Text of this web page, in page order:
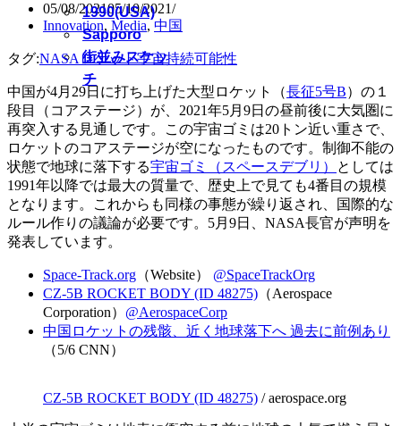
1990(USA)
Sapporo
街並みスケッ
チ
05/08/202105/10/2021
Innovation, Media, 中国
タグ:NASA ロケット宇宙持続可能性
中国が4月29日に打ち上げた大型ロケット（長征5号B）の１
段目（コアステージ）が、2021年5月9日の昼前後に大気圏に
再突入する見通しです。この宇宙ゴミは20トン近い重さで、
ロケットのコアステージが空になったものです。制御不能の
状態で地球に落下する宇宙ゴミ（スペースデブリ）
としては
1991年以降では最大の質量で、歴史上で見ても4番目の規模
となります。これからも同様の事態が繰り返され、国際的な
ルール作りの議論が必要です。5月9日、NASA長官が声明を
発表しています。
Space-Track.org （Website） @SpaceTrackOrg
CZ-5B ROCKET BODY (ID 48275) （Aerospace
Corporation） @AerospaceCorp
中国ロケットの残骸、近く地球落下へ 過去に前例あり
（5/6 CNN）
CZ-5B ROCKET BODY (ID 48275) / aerospace.org